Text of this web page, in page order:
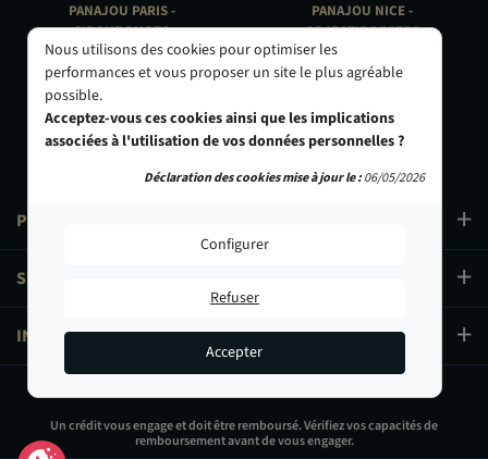
294,90 €
Ajouter au panier
PANAJOU PARIS -
CIRQUE PHOTO
9, bd des Filles-du-Calvaire
75003 Paris
01 40 29 91 91
PRODUITS
SERVICES
INFORMATIONS
PANAJOU NICE -
OBJECTIF RIVIERA
24 Rue de l'Hôtel des Postes
06000 Nice
Un crédit vous engage et doit être remboursé. Vérifiez vos capacités de
remboursement avant de vous engager.
Nous utilisons des cookies pour optimiser les
performances et vous proposer un site le plus agréable
possible.
Acceptez-vous ces cookies ainsi que les implications
associées à l'utilisation de vos données personnelles ?
Configurer
Refuser
Accepter
Déclaration des cookies mise à jour le :06/05/2026